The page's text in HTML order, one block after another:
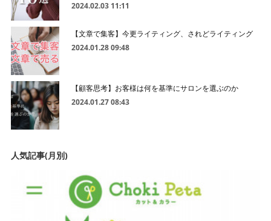
2024.02.03 11:11
【文章で集客】今更ライティング、されどライティング
2024.01.28 09:48
【顧客思考】お客様は何を基準にサロンを選ぶのか
2024.01.27 08:43
人気記事(月別)